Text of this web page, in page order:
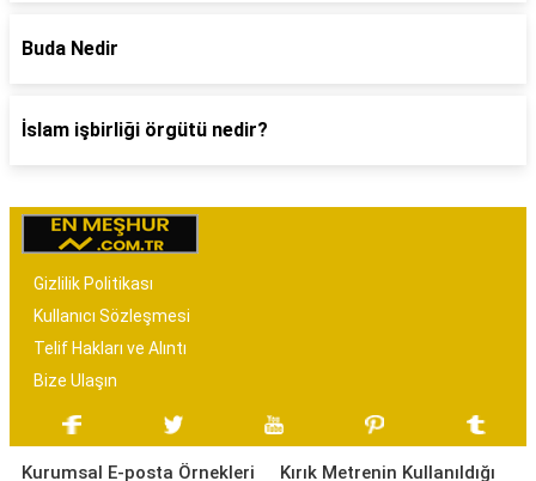
Buda Nedir
İslam işbirliği örgütü nedir?
Gizlilik Politikası
Kullanıcı Sözleşmesi
Telif Hakları ve Alıntı
Bize Ulaşın
Kurumsal E-posta Örnekleri
Kırık Metrenin Kullanıldığı